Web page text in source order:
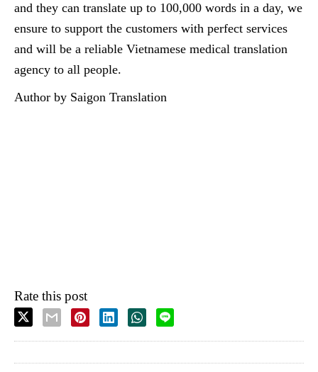
and they can translate up to 100,000 words in a day, we
ensure to support the customers with perfect services
and will be a reliable Vietnamese medical translation
agency to all people.
Author by Saigon Translation
Rate this post